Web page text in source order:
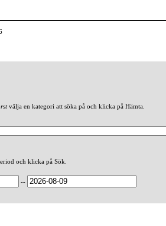
välja en kategori att söka på och klicka på Hämta.
och klicka på Sök.
--